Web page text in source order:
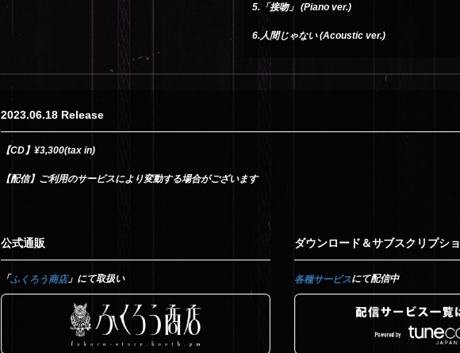
5.「接吻」 (Piano ver.)
6.人間じゃない (Acoustic ver.)
2023.06.18 Release
【CD】¥3,300(tax in)
【配信】ご利用のサービスにより変動する場合がございます
公式通販
「ふくろう商店」にて取扱い
ダウンロード＆サブスクリプシ
各種サービスにて配信中